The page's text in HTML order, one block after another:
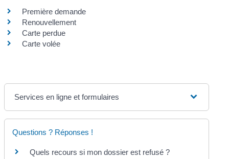
Première demande
Renouvellement
Carte perdue
Carte volée
Services en ligne et formulaires
Questions ? Réponses !
Quels recours si mon dossier est refusé ?